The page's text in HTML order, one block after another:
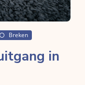
Breken
in